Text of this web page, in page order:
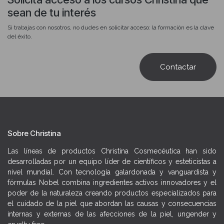
elastina, degradación del colágeno y estrés oxidativo acumulado
→ Los productos SPF de la gama home care: cuándo y para qué perfil
→ Cómo combinar la rutina diurna protectora con la reparación
nocturna como aliados del ciclo de renovación post-exposición
sean de tu interés
Si trabajas con nosotros, no dudes en solicitar acceso: la formación es la clave
del éxito.
Contactar
Sobre Christina
Las líneas de productos Christina Cosmecéutica han sido
desarrolladas por un equipo líder de científicos y esteticistas a
nivel mundial. Con tecnología galardonada y vanguardista y
fórmulas Nobel combina ingredientes activos innovadores y el
poder de la naturaleza creando productos especializados para
el cuidado de la piel que abordan las causas y consecuencias
internas y externas de las afecciones de la piel, ungender y